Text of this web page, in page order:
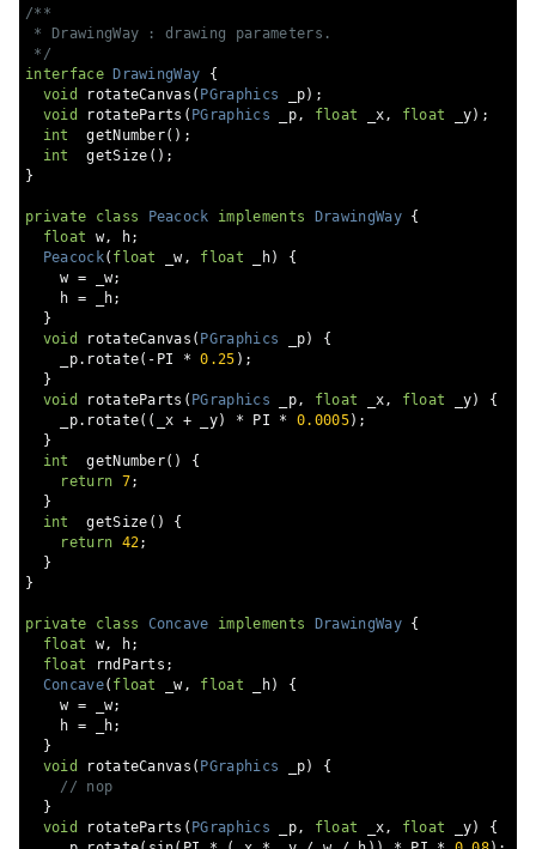
/**
* DrawingWay : drawing parameters.
*/
interface
DrawingWay
{
void
rotateCanvas ( PGraphics _p);
void
rotateParts ( PGraphics _p, float _x, float _y);
int
  getNumber
();
int
  getSize
();
}
private class Peacock implements DrawingWay {
float w, h;
Peacock( float _w, float _h)
{
    w
= _w;
    h
= _h;
}
void
rotateCanvas ( PGraphics _p)
{
    _p
. rotate(- PI * 0.25 );
}
void
rotateParts ( PGraphics _p, float _x, float _y)
{
    _p
. rotate(( _x + _y) * PI * 0.0005);
}
int
  getNumber
()
{
return 7;
}
int
  getSize
()
{
return 42;
}
}
private class Concave implements DrawingWay {
float w, h;
float rndParts ;
Concave( float _w, float _h)
{
    w
= _w;
    h
= _h;
}
void
rotateCanvas ( PGraphics _p)
{
// nop
}
void
rotateParts ( PGraphics _p, float _x, float _y)
{